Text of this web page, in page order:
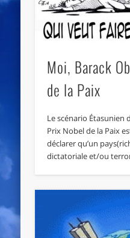
Moi, Barack
de la Paix
Le scénario Étasunien
Prix Nobel de la Paix
déclarer qu’un
dictatoriale et/ou